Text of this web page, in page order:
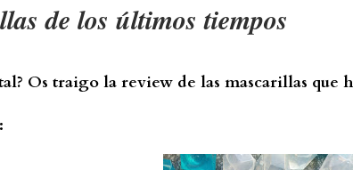
de los últimos tiempos
Os traigo la review de las mascarillas